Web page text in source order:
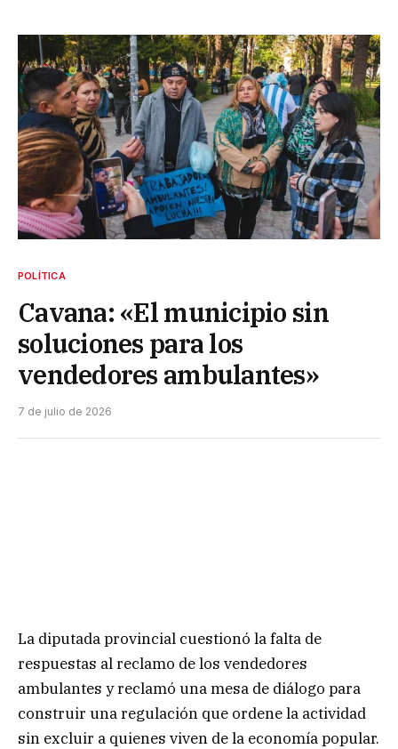
POLÍTICA
Cavana: «El municipio sin
soluciones para los
vendedores ambulantes»
7 de julio de 2026
La diputada provincial cuestionó la falta de
respuestas al reclamo de los vendedores
ambulantes y reclamó una mesa de diálogo para
construir una regulación que ordene la actividad
sin excluir a quienes viven de la economía popular.